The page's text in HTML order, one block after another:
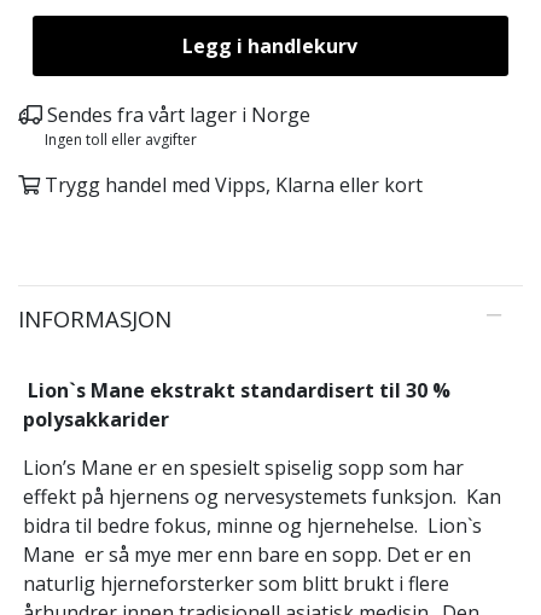
Legg i handlekurv
Sendes fra vårt lager i Norge
Ingen toll eller avgifter
Trygg handel med Vipps, Klarna eller kort
INFORMASJON
Lion`s Mane ekstrakt standardisert til 30 %
polysakkarider
Lion’s Mane er en spesielt spiselig sopp som har
effekt på hjernens og nervesystemets funksjon. Kan
bidra til bedre fokus, minne og hjernehelse. Lion`s
Mane er så mye mer enn bare en sopp. Det er en
naturlig hjerneforsterker som blitt brukt i flere